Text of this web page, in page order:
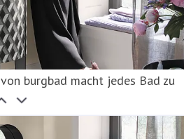
burgbad macht jedes Bad zu